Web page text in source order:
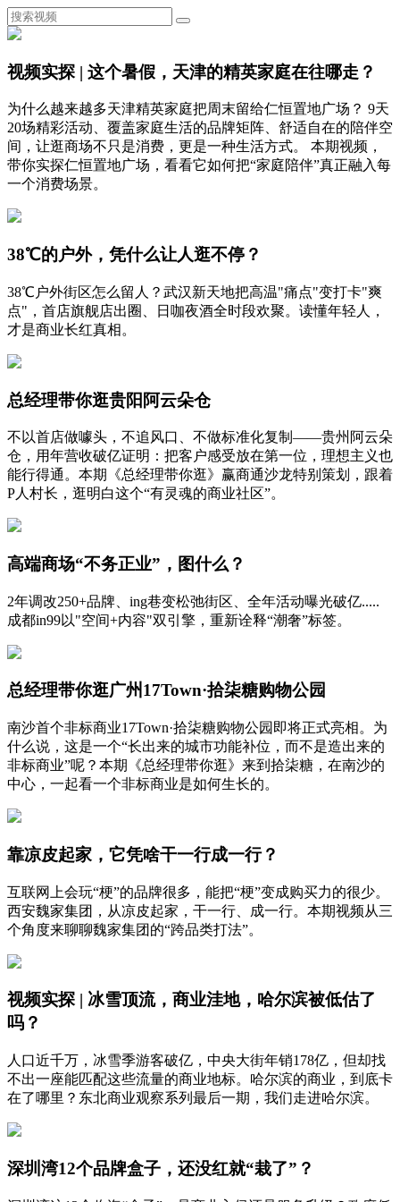
视频实探 | 这个暑假，天津的精英家庭在往哪走？
为什么越来越多天津精英家庭把周末留给仁恒置地广场？ 9天
20场精彩活动、覆盖家庭生活的品牌矩阵、舒适自在的陪伴空
间，让逛商场不只是消费，更是一种生活方式。 本期视频，
带你实探仁恒置地广场，看看它如何把“家庭陪伴”真正融入每
一个消费场景。
38℃的户外，凭什么让人逛不停？
38℃户外街区怎么留人？武汉新天地把高温"痛点"变打卡"爽
点"，首店旗舰店出圈、日咖夜酒全时段欢聚。读懂年轻人，
才是商业长红真相。
总经理带你逛贵阳阿云朵仓
不以首店做噱头，不追风口、不做标准化复制——贵州阿云朵
仓，用年营收破亿证明：把客户感受放在第一位，理想主义也
能行得通。本期《总经理带你逛》赢商通沙龙特别策划，跟着
P人村长，逛明白这个“有灵魂的商业社区”。
高端商场“不务正业”，图什么？
2年调改250+品牌、ing巷变松弛街区、全年活动曝光破亿.....
成都in99以"空间+内容"双引擎，重新诠释“潮奢”标签。
总经理带你逛广州17Town·拾柒糖购物公园
南沙首个非标商业17Town·拾柒糖购物公园即将正式亮相。为
什么说，这是一个“长出来的城市功能补位，而不是造出来的
非标商业”呢？本期《总经理带你逛》来到拾柒糖，在南沙的
中心，一起看一个非标商业是如何生长的。
靠凉皮起家，它凭啥干一行成一行？
互联网上会玩“梗”的品牌很多，能把“梗”变成购买力的很少。
西安魏家集团，从凉皮起家，干一行、成一行。本期视频从三
个角度来聊聊魏家集团的“跨品类打法”。
视频实探 | 冰雪顶流，商业洼地，哈尔滨被低估了
吗？
人口近千万，冰雪季游客破亿，中央大街年销178亿，但却找
不出一座能匹配这些流量的商业地标。哈尔滨的商业，到底卡
在了哪里？东北商业观察系列最后一期，我们走进哈尔滨。
深圳湾12个品牌盒子，还没红就“栽了”？